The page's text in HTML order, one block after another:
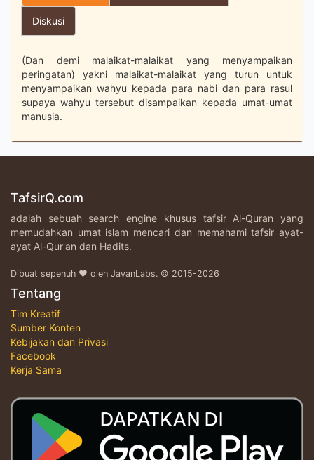
Diskusi
(Dan demi malaikat-malaikat yang menyampaikan
peringatan) yakni malaikat-malaikat yang turun untuk
menyampaikan wahyu kepada para nabi dan para rasul
supaya wahyu tersebut disampaikan kepada umat-umat
manusia.
TafsirQ.com
adalah sebuah search engine khusus tafsir Al-Quran yang
memudahkan umat islam mencari dan memahami tafsir ayat-
ayat Al-Qur'an dan Hadits.
Dibuat sepenuh ♥ oleh JavanLabs. © 2015-2026
Tentang
Tim Kreatif
Sumber Konten
Kebijakan dan Privasi
Facebook
Kerja Sama